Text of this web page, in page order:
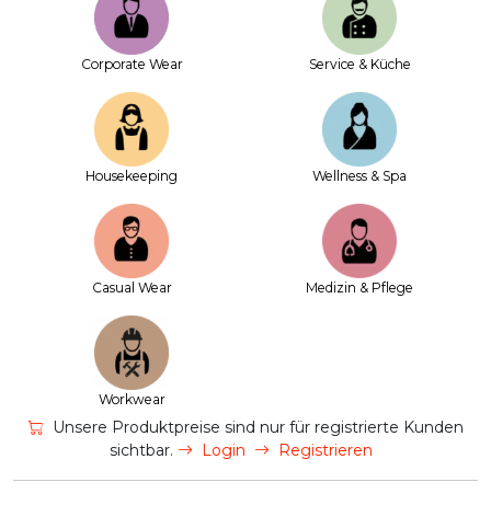
Corporate Wear Service & Küche
House­keeping Wellness & Spa
Casual Wear Medizin & Pflege
Workwear
Unsere Produktpreise sind nur für registrierte Kunden
sichtbar.
Login Registrieren